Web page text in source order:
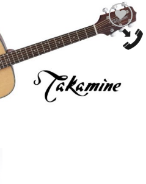
Add to
Wishlist